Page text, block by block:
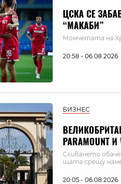
ЦСКА СЕ
“МАКАБИ”
Момчетата на
20:58 - 06.08.2026
БИЗНЕС
PARAMOUNT И
Сливането
щата срещу
20:05 - 06.08.2026